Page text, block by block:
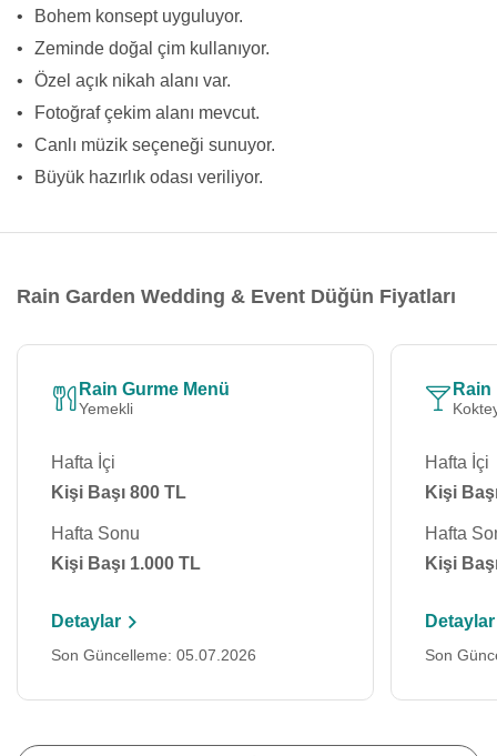
•
Bohem konsept uyguluyor.
•
Zeminde doğal çim kullanıyor.
•
Özel açık nikah alanı var.
•
Fotoğraf çekim alanı mevcut.
•
Canlı müzik seçeneği sunuyor.
•
Büyük hazırlık odası veriliyor.
Rain Garden Wedding & Event Düğün Fiyatları
Rain Gurme Menü
Yemekli
Hafta İçi
Kişi Başı 800 TL
Hafta Sonu
Kişi Başı 1.000 TL
Detaylar
Son Güncelleme: 05.07.2026
Hafta İçi
Kişi
Hafta
Kişi
Detaylar
Son